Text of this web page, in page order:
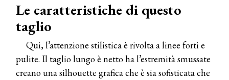
Le caratteristiche di questo
taglio
Qui, l’attenzione stilistica è rivolta a linee forti e
pulite. Il taglio lungo è netto ha l’estremità smussate
creano una silhouette grafica che è sia sofisticata che